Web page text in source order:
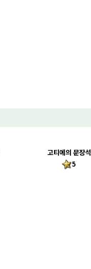
고티에의 문장석
5